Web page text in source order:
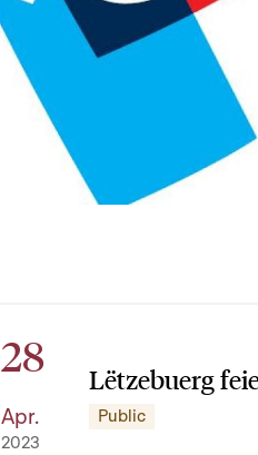
28
Apr.
2023
Lëtzebuerg
Public